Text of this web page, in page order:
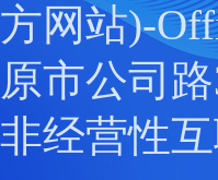
方网站)-
原市公司
非经营性